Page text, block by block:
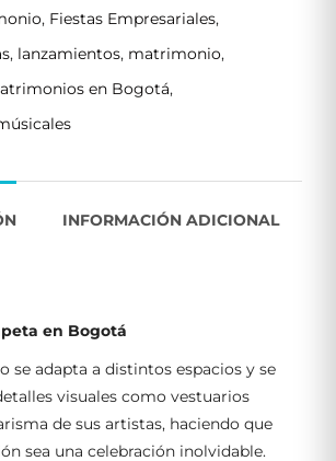
, Fiestas Empresariales,
, lanzamientos, matrimonio,
en Bogotá,
INFORMACIÓN ADICIONAL
en Bogotá
se adapta a distintos espacios y se
visuales como vestuarios
de sus artistas, haciendo que
sea una celebración inolvidable.